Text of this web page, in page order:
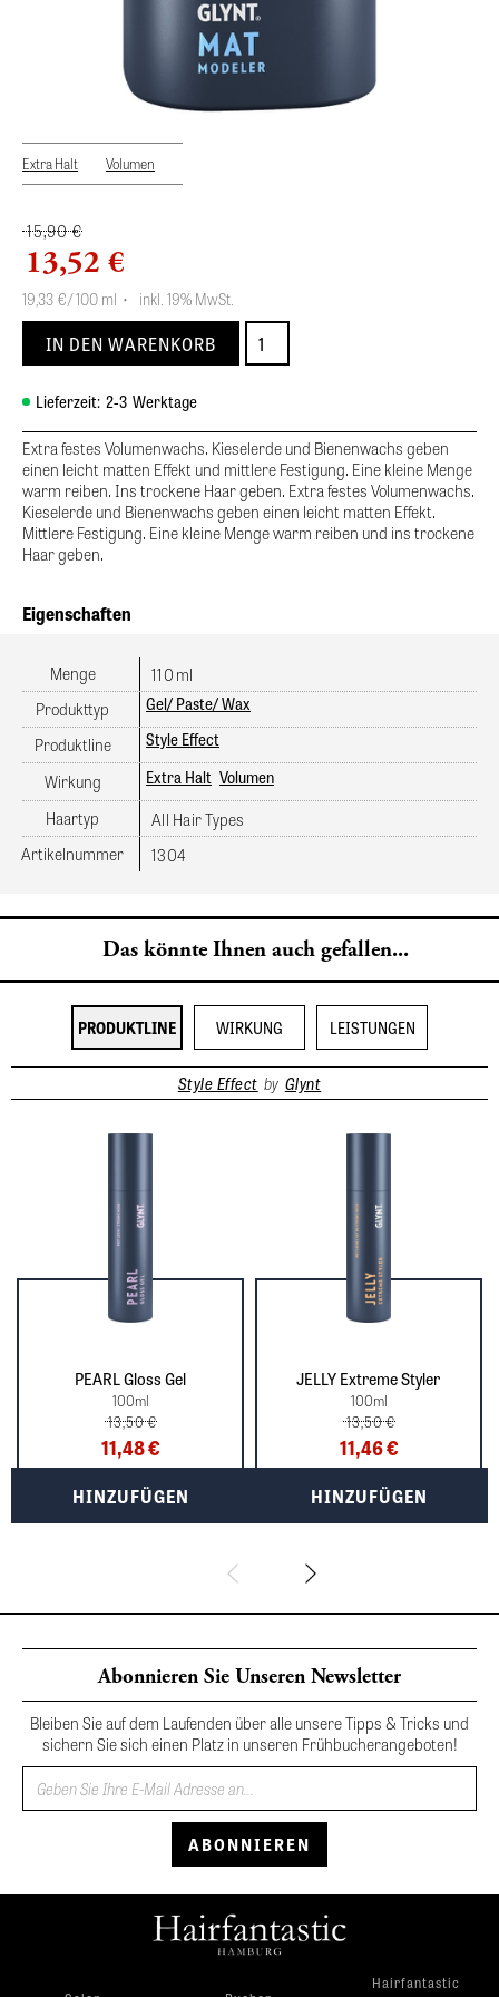
Extra Halt Volumen
15,90 €
13,52 €
19,33 €/ 100 ml • inkl. 19% MwSt.
Lieferzeit: 2-3 Werktage
Extra festes Volumenwachs. Kieselerde und Bienenwachs geben
einen leicht matten Effekt und mittlere Festigung. Eine kleine Menge
warm reiben. Ins trockene Haar geben. Extra festes Volumenwachs.
Kieselerde und Bienenwachs geben einen leicht matten Effekt.
Mittlere Festigung. Eine kleine Menge warm reiben und ins trockene
Haar geben.
Eigenschaften
Menge 110ml
Produkttyp
Gel/ Paste/ Wax
Produktline Style Effect
Wirkung Extra Halt Volumen
Haartyp
All Hair Types
Artikelnummer
1304
Das könnte Ihnen auch gefallen...
PRODUKTLINE WIRKUNG LEISTUNGEN
Style Effect by Glynt
PEARL Gloss Gel
100ml
13,50 €
11,48 €
JELLY Extreme Styler
100ml
13,50 €
11,46 €
Abonnieren Sie Unseren Newsletter
Bleiben Sie auf dem Laufenden über alle unsere Tipps & Tricks und
sichern Sie sich einen Platz in unseren Frühbucherangeboten!
Hairfantastic